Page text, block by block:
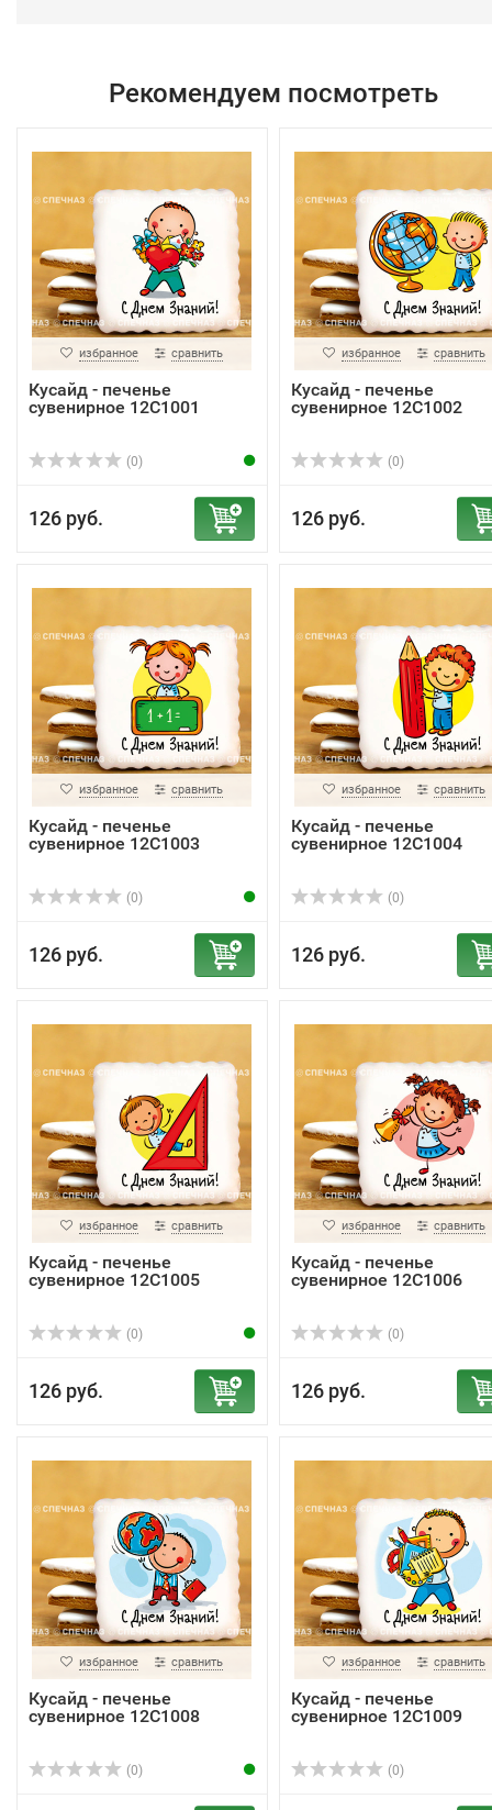
Рекомендуем посмотреть
избранное сравнить
Кусайд - печенье
сувенирное 12С1001
(0)
126 руб.
избранное сравнить
Кусайд - печенье
сувенирное 12С1002
(0)
126 руб.
избранное сравнить
Кусайд - печенье
сувенирное 12С1003
(0)
126 руб.
избранное сравнить
Кусайд - печенье
сувенирное 12С1004
(0)
126 руб.
избранное сравнить
Кусайд - печенье
сувенирное 12С1005
(0)
126 руб.
избранное сравнить
Кусайд - печенье
сувенирное 12С1006
(0)
126 руб.
избранное сравнить
Кусайд - печенье
сувенирное 12С1008
(0)
избранное сравнить
Кусайд - печенье
сувенирное 12С1009
(0)